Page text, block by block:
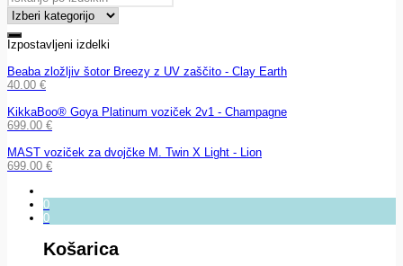
Izpostavljeni izdelki
Beaba zložljiv šotor Breezy z UV zaščito - Clay Earth
40.00 €
KikkaBoo® Goya Platinum voziček 2v1 - Champagne
699.00 €
MAST voziček za dvojčke M. Twin X Light - Lion
699.00 €
0
0
Košarica